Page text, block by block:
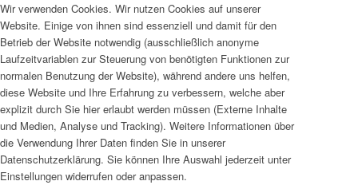
Wir verwenden Cookies. Wir nutzen Cookies auf unserer
Website. Einige von ihnen sind essenziell und damit für den
Betrieb der Website notwendig (ausschließlich anonyme
Laufzeitvariablen zur Steuerung von benötigten Funktionen zur
normalen Benutzung der Website), während andere uns helfen,
diese Website und Ihre Erfahrung zu verbessern, welche aber
explizit durch Sie hier erlaubt werden müssen (Externe Inhalte
und Medien, Analyse und Tracking). Weitere Informationen über
die Verwendung Ihrer Daten finden Sie in unserer
Datenschutzerklärung. Sie können Ihre Auswahl jederzeit unter
Einstellungen widerrufen oder anpassen.